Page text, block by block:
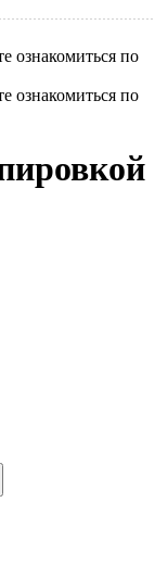
ознакомиться по
ознакомиться по